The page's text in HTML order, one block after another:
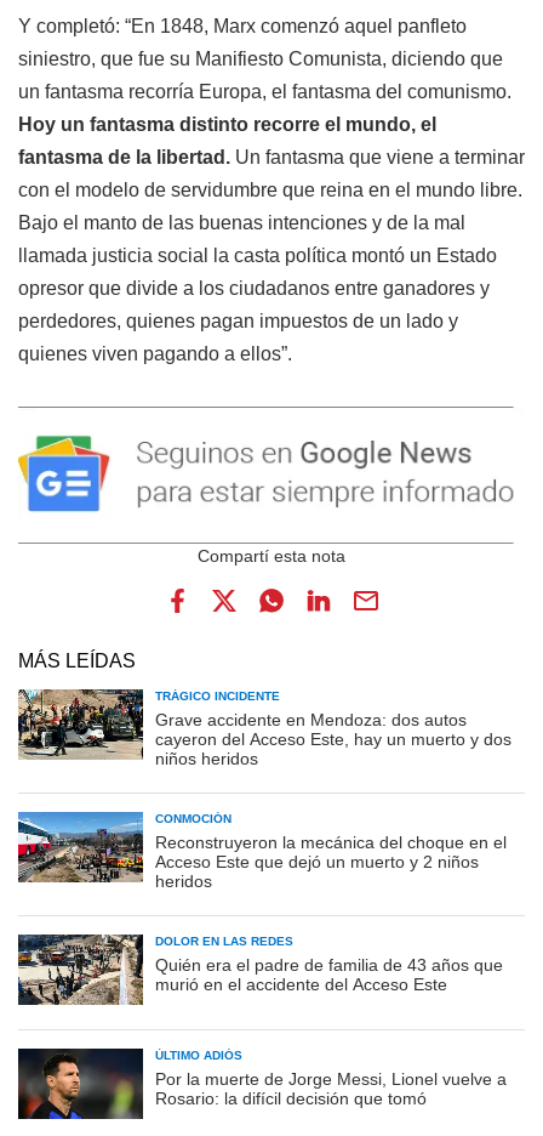
Y completó: “En 1848, Marx comenzó aquel panfleto
siniestro, que fue su Manifiesto Comunista, diciendo que
un fantasma recorría Europa, el fantasma del comunismo.
Hoy un fantasma distinto recorre el mundo, el
fantasma de la libertad. Un fantasma que viene a terminar
con el modelo de servidumbre que reina en el mundo libre.
Bajo el manto de las buenas intenciones y de la mal
llamada justicia social la casta política montó un Estado
opresor que divide a los ciudadanos entre ganadores y
perdedores, quienes pagan impuestos de un lado y
quienes viven pagando a ellos”.
MÁS LEÍDAS
TRÁGICO INCIDENTE
Grave accidente en Mendoza: dos autos
cayeron del Acceso Este, hay un muerto y dos
niños heridos
CONMOCIÓN
Reconstruyeron la mecánica del choque en el
Acceso Este que dejó un muerto y 2 niños
heridos
DOLOR EN LAS REDES
Quién era el padre de familia de 43 años que
murió en el accidente del Acceso Este
ÚLTIMO ADIÓS
Por la muerte de Jorge Messi, Lionel vuelve a
Rosario: la difícil decisión que tomó